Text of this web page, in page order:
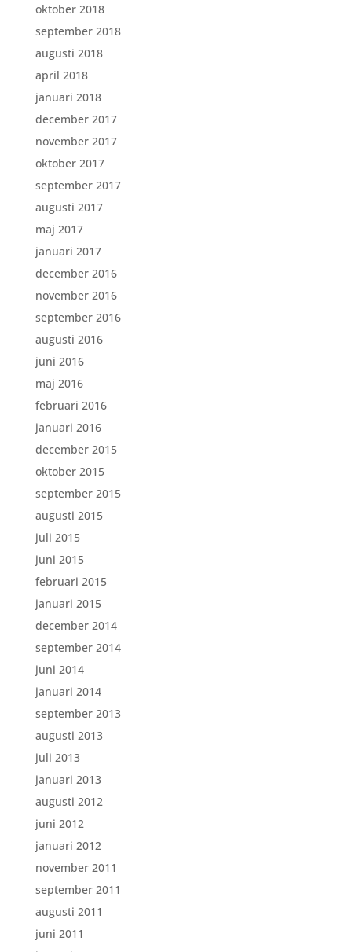
oktober 2018
september 2018
augusti 2018
april 2018
januari 2018
december 2017
november 2017
oktober 2017
september 2017
augusti 2017
maj 2017
januari 2017
december 2016
november 2016
september 2016
augusti 2016
juni 2016
maj 2016
februari 2016
januari 2016
december 2015
oktober 2015
september 2015
augusti 2015
juli 2015
juni 2015
februari 2015
januari 2015
december 2014
september 2014
juni 2014
januari 2014
september 2013
augusti 2013
juli 2013
januari 2013
augusti 2012
juni 2012
januari 2012
november 2011
september 2011
augusti 2011
juni 2011